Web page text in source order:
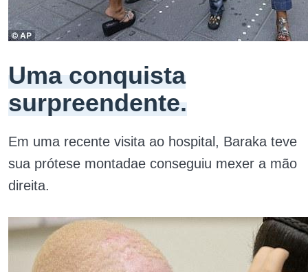
Uma conquista
surpreendente.
Em uma recente visita ao hospital, Baraka teve
sua prótese montadae conseguiu mexer a mão
direita.